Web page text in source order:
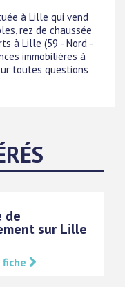
à Lille qui vend
rez de chaussée
à Lille (59 - Nord -
immobilières à
toutes questions
de
sur Lille